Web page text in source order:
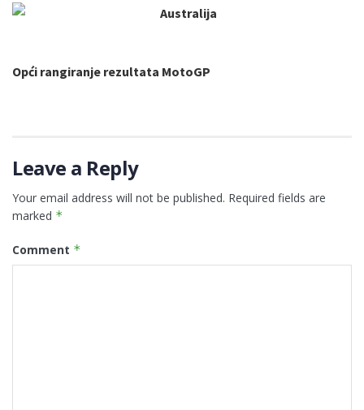
Opći rangiranje rezultata MotoGP
Leave a Reply
Your email address will not be published. Required fields are
marked *
Comment *